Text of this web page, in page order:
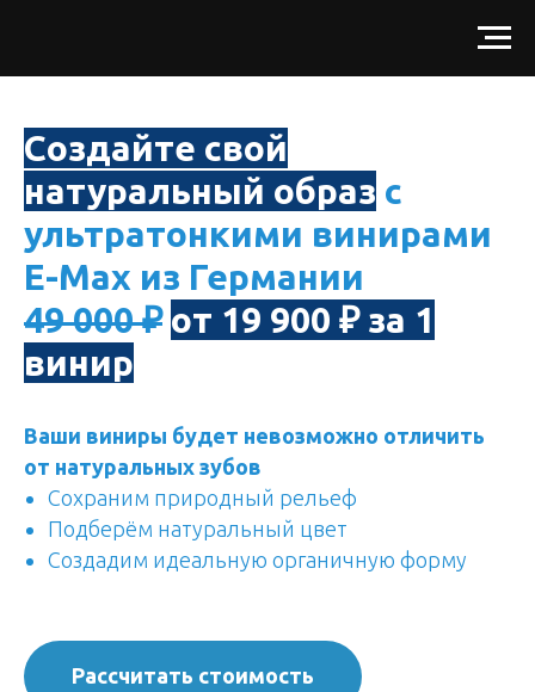
Создайте свой
натуральный образ с
ультратонкими винирами
E-Max из Германии
49 000 ₽ от 19 900 ₽ за 1
винир
Ваши виниры будет невозможно отличить
от натуральных зубов
Cохраним природный рельеф
Подберём натуральный цвет
Создадим идеальную органичную форму
Рассчитать стоимость